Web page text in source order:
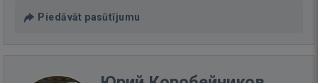
Piedāvāt pasūtījumu